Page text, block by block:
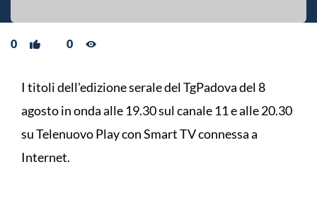
0 0
I titoli dell'edizione serale del TgPadova del 8
agosto in onda alle 19.30 sul canale 11 e alle 20.30
su Telenuovo Play con Smart TV connessa a
Internet.